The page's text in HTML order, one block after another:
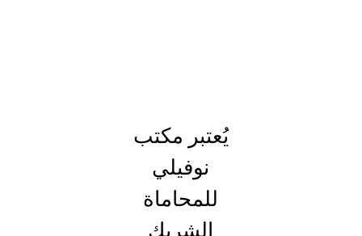
يُعتبر مكتب
نوفيلي
للمحاماة
الشريك